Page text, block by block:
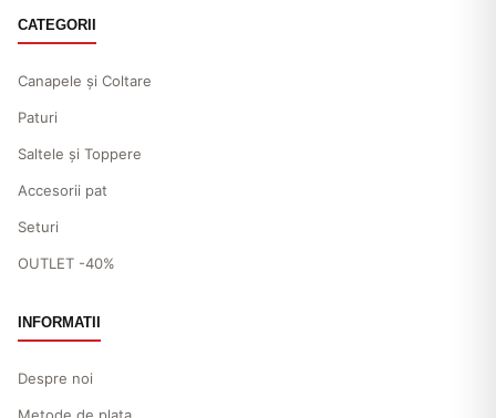
CATEGORII
Canapele și Coltare
Paturi
Saltele și Toppere
Accesorii pat
Seturi
OUTLET -40%
INFORMATII
Despre noi
Metode de plata